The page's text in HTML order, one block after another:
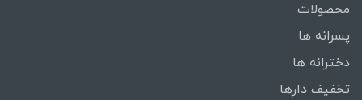
محصولات
پسرانه ها
دخترانه ها
تخفیف دارها